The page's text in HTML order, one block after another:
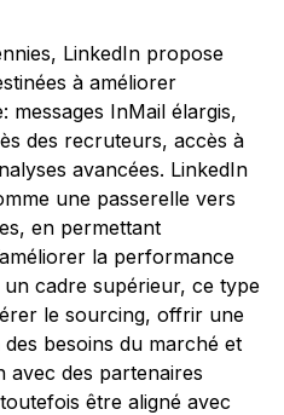
LinkedIn propose
à améliorer
messages InMail élargis,
des recruteurs, accès à
avancées. LinkedIn
une passerelle vers
en permettant
la performance
cadre supérieur, ce type
le sourcing, offrir une
besoins du marché et
avec des partenaires
être aligné avec